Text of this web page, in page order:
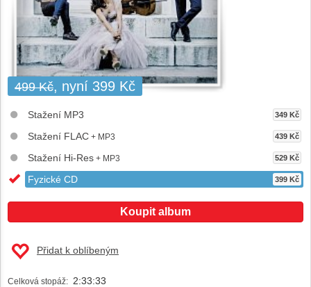
499 Kč, nyní 399 Kč
Stažení MP3 349 Kč
Stažení FLAC + MP3 439 Kč
Stažení Hi-Res + MP3 529 Kč
Fyzické CD 399 Kč
Koupit album
Přidat k oblíbeným
Celková stopáž: 2:33:33